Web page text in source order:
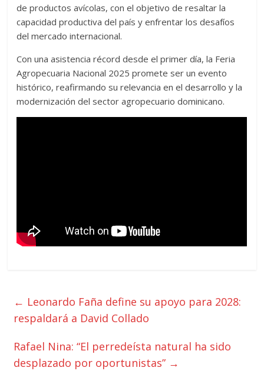
de productos avícolas, con el objetivo de resaltar la
capacidad productiva del país y enfrentar los desafíos
del mercado internacional.
Con una asistencia récord desde el primer día, la Feria
Agropecuaria Nacional 2025 promete ser un evento
histórico, reafirmando su relevancia en el desarrollo y la
modernización del sector agropecuario dominicano.
← Leonardo Faña define su apoyo para 2028:
respaldará a David Collado
Rafael Nina: “El perredeísta natural ha sido
desplazado por oportunistas” →